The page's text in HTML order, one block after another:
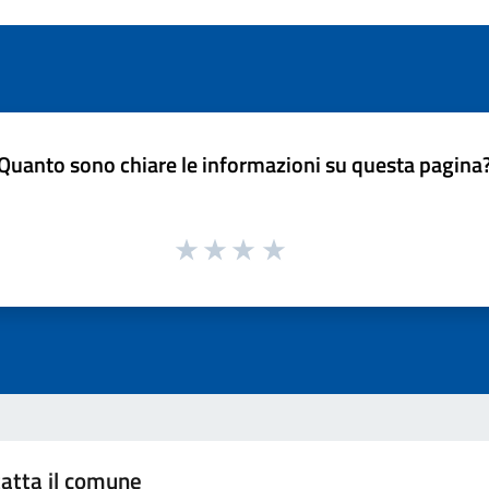
sono chiare le informazioni su questa
il comune